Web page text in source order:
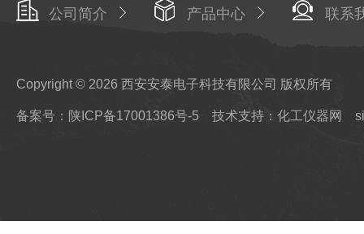
公司简介 产品中心 联系
Copyright © 2026 西安安泰电子科技有限公司 版权所有
备案号：陕ICP备17001386号-5 技术支持：化工仪器网